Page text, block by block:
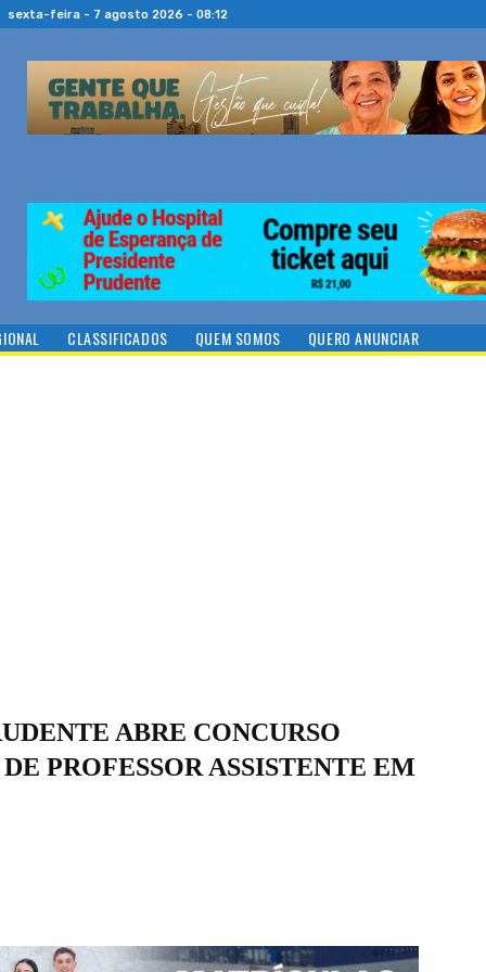
sexta-feira - 7 agosto 2026 - 08:12
CLASSIFICADOS QUEM SOMOS QUERO ANUNCIAR
ABRE CONCURSO
PROFESSOR ASSISTENTE EM